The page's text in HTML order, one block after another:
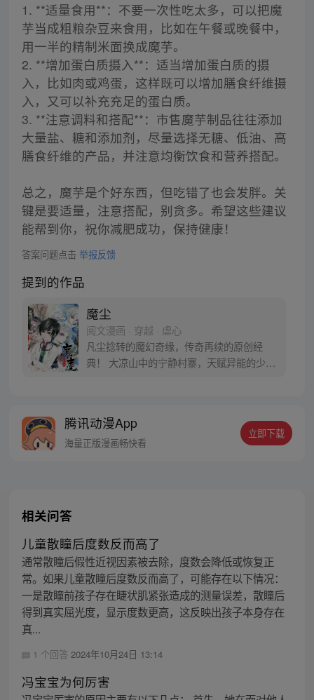
1. **适量食用**：不要一次性吃太多，可以把魔
芋当成粗粮杂豆来食用，比如在午餐或晚餐中，
用一半的精制米面换成魔芋。
2. **增加蛋白质摄入**：适当增加蛋白质的摄
入，比如肉或鸡蛋，这样既可以增加膳食纤维摄
入，又可以补充充足的蛋白质。
3. **注意调料和搭配**：市售魔芋制品往往添加
大量盐、糖和添加剂，尽量选择无糖、低油、高
膳食纤维的产品，并注意均衡饮食和营养搭配。
总之，魔芋是个好东西，但吃错了也会发胖。关
键是要适量，注意搭配，别贪多。希望这些建议
能帮到你，祝你减肥成功，保持健康！
答案问题点击 举报反馈
提到的作品
魔尘
阅文漫画 · 穿越 · 虐心
凡尘捻转的魔幻奇缘，传奇再续的原创经
典！ 大凉山中的宁静村寨，天赋异能的少年
迫将孩子传送到了繁华的都市……一段充满
爱恨情仇的旅程由此开始！
腾讯动漫App
海量正版漫画畅快看
立即下载
相关问答
儿童散瞳后度数反而高了
通常散瞳后假性近视因素被去除，度数会降低或恢复正
常。如果儿童散瞳后度数反而高了，可能存在以下情况：
一是散瞳前孩子存在睫状肌紧张造成的测量误差，散瞳后
得到真实屈光度，显示度数更高，这反映出孩子本身存在
真...
1 个回答 2024年10月24日 13:14
冯宝宝为何厉害